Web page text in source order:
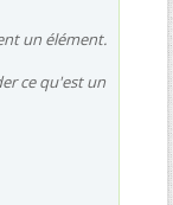
un élément.
ce qu'est un